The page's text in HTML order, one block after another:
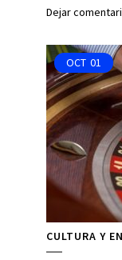
Dejar
OCT 01
CULTURA Y